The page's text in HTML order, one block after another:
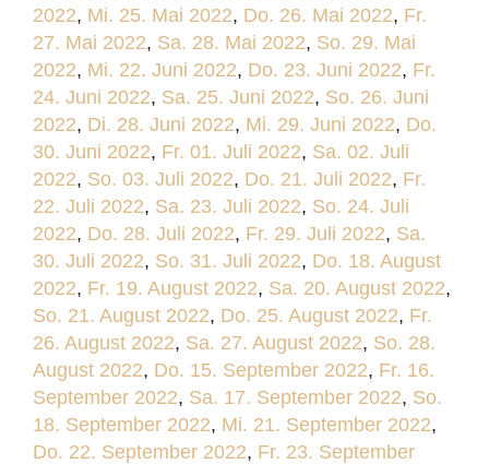
2022, Mi. 25. Mai 2022, Do. 26. Mai 2022, Fr.
27. Mai 2022, Sa. 28. Mai 2022, So. 29. Mai
2022, Mi. 22. Juni 2022, Do. 23. Juni 2022, Fr.
24. Juni 2022, Sa. 25. Juni 2022, So. 26. Juni
2022, Di. 28. Juni 2022, Mi. 29. Juni 2022, Do.
30. Juni 2022, Fr. 01. Juli 2022, Sa. 02. Juli
2022, So. 03. Juli 2022, Do. 21. Juli 2022, Fr.
22. Juli 2022, Sa. 23. Juli 2022, So. 24. Juli
2022, Do. 28. Juli 2022, Fr. 29. Juli 2022, Sa.
30. Juli 2022, So. 31. Juli 2022, Do. 18. August
2022, Fr. 19. August 2022, Sa. 20. August 2022,
So. 21. August 2022, Do. 25. August 2022, Fr.
26. August 2022, Sa. 27. August 2022, So. 28.
August 2022, Do. 15. September 2022, Fr. 16.
September 2022, Sa. 17. September 2022, So.
18. September 2022, Mi. 21. September 2022,
Do. 22. September 2022, Fr. 23. September